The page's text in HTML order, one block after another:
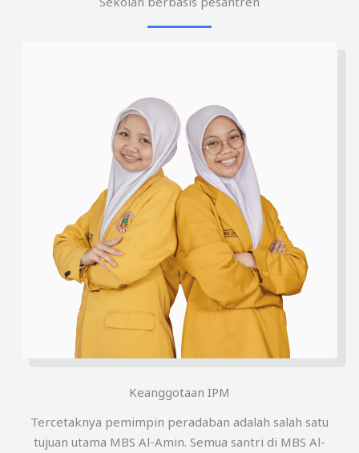
Keanggotaan IPM
Tercetaknya pemimpin peradaban adalah salah satu
tujuan utama MBS Al-Amin. Semua santri di MBS Al-